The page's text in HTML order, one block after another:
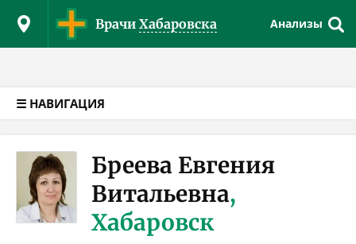
Врачи Хабаровска Анализы
☰ НАВИГАЦИЯ
Бреева Евгения
Витальевна,
Хабаровск